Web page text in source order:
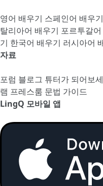
영어 배우기 스페인어 배우기
탈리아어 배우기 포르투갈
기 한국어 배우기 러시아어
자료
포럼 블로그 튜터가 되어보
램 프레스룸 문법 가이드
LingQ 모바일 앱